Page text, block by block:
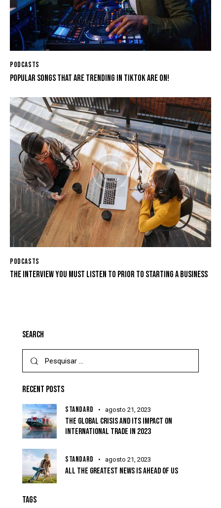
PODCASTS
POPULAR SONGS THAT ARE TRENDING IN TIKTOK ARE ON!
PODCASTS
THE INTERVIEW YOU MUST LISTEN TO PRIOR TO STARTING A BUSINESS
SEARCH
RECENT POSTS
STANDARD agosto 21, 2023
THE GLOBAL CRISIS AND ITS IMPACT ON
INTERNATIONAL TRADE IN 2023
STANDARD agosto 21, 2023
ALL THE GREATEST NEWS IS AHEAD OF US
TAGS